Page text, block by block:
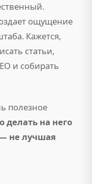
ощущение
Кажется,
статьи,
и собирать
полезное
делать на него
не лучшая